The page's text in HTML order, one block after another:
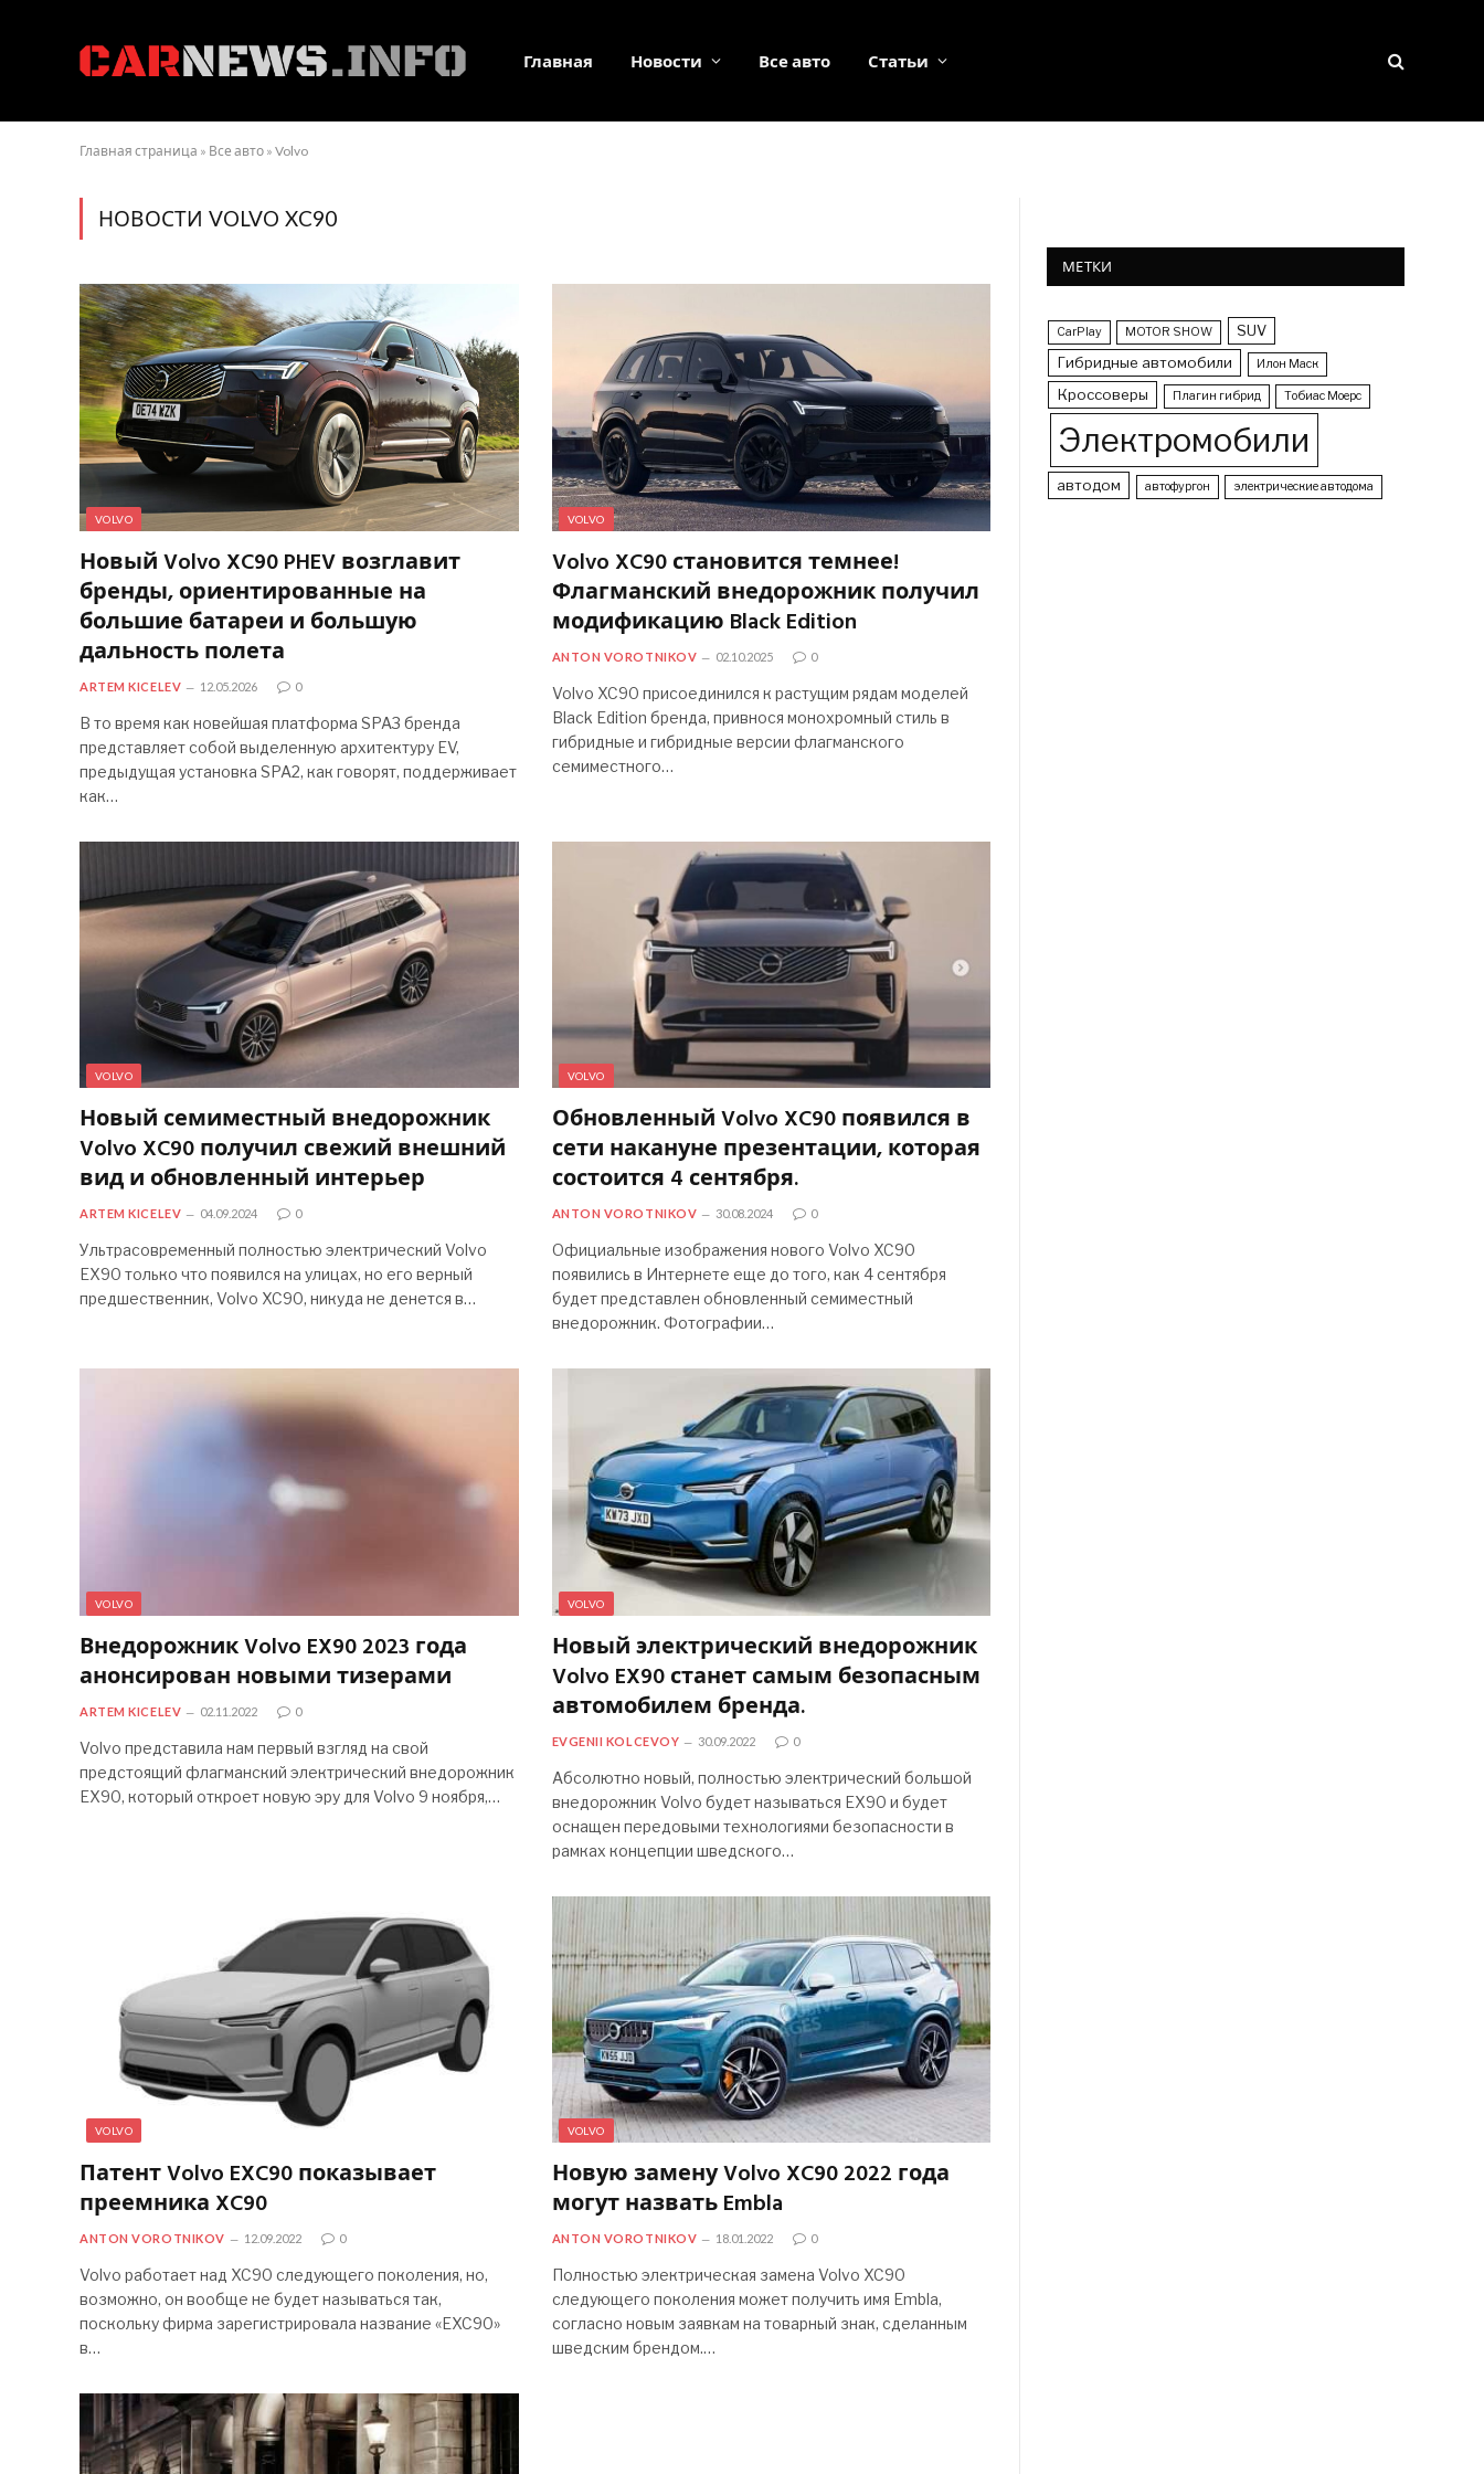
Главная Новости Все авто Статьи
Главная страница » Все авто » Volvo
НОВОСТИ VOLVO XC90
VOLVO
Новый Volvo XC90 PHEV возглавит
бренды, ориентированные на
большие батареи и большую
дальность полета
ARTEM KICELEV 12.05.2026 0
В то время как новейшая платформа SPA3 бренда
представляет собой выделенную архитектуру EV,
предыдущая установка SPA2, как говорят, поддерживает
как…
VOLVO
Volvo XC90 становится темнее!
Флагманский внедорожник получил
модификацию Black Edition
ANTON VOROTNIKOV 02.10.2025 0
Volvo XC90 присоединился к растущим рядам моделей
Black Edition бренда, привнося монохромный стиль в
гибридные и гибридные версии флагманского
семиместного…
VOLVO
Новый семиместный внедорожник
Volvo XC90 получил свежий внешний
вид и обновленный интерьер
ARTEM KICELEV 04.09.2024 0
Ультрасовременный полностью электрический Volvo
EX90 только что появился на улицах, но его верный
предшественник, Volvo XC90, никуда не денется в…
VOLVO
Обновленный Volvo XC90 появился в
сети накануне презентации, которая
состоится 4 сентября.
ANTON VOROTNIKOV 30.08.2024 0
Официальные изображения нового Volvo XC90
появились в Интернете еще до того, как 4 сентября
будет представлен обновленный семиместный
внедорожник. Фотографии…
VOLVO
Внедорожник Volvo EX90 2023 года
анонсирован новыми тизерами
ARTEM KICELEV 02.11.2022 0
Volvo представила нам первый взгляд на свой
предстоящий флагманский электрический внедорожник
EX90, который откроет новую эру для Volvo 9 ноября,…
VOLVO
Новый электрический внедорожник
Volvo EX90 станет самым безопасным
автомобилем бренда.
EVGENII KOLCEVOY 30.09.2022 0
Абсолютно новый, полностью электрический большой
внедорожник Volvo будет называться EX90 и будет
оснащен передовыми технологиями безопасности в
рамках концепции шведского…
VOLVO
Патент Volvo EXC90 показывает
преемника XC90
ANTON VOROTNIKOV 12.09.2022 0
Volvo работает над XC90 следующего поколения, но,
возможно, он вообще не будет называться так,
поскольку фирма зарегистрировала название «EXC90»
в…
VOLVO
Новую замену Volvo XC90 2022 года
могут назвать Embla
ANTON VOROTNIKOV 18.01.2022 0
Полностью электрическая замена Volvo XC90
следующего поколения может получить имя Embla,
согласно новым заявкам на товарный знак, сделанным
шведским брендом.…
МЕТКИ
CarPlay MOTOR SHOW
SUV
Гибридные автомобили
Илон Маск
Кроссоверы Плагин гибрид Тобиас Моерс
Электромобили
автодом автофургон электрические автодома